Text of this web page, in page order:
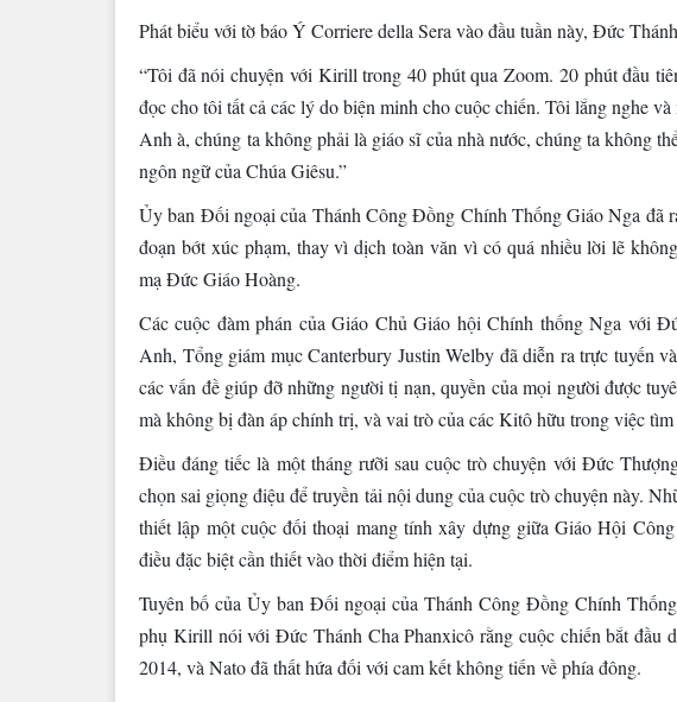
Phát biểu với tờ báo Ý Corriere della Sera vào đầu tuần này, Đức
“Tôi đã nói chuyện với Kirill trong 40 phút qua Zoom. 20 phút đầu
đọc cho tôi tất cả các lý do biện minh cho cuộc chiến. Tôi lắng nghe
Anh à, chúng ta không phải là giáo sĩ của nhà nước, chúng ta không
ngôn ngữ của Chúa Giêsu.”
Ủy ban Đối ngoại của Thánh Công Đồng Chính Thống Giáo Nga đã
đoạn bớt xúc phạm, thay vì dịch toàn văn vì có quá nhiều lời lẽ
mạ Đức Giáo Hoàng.
Các cuộc đàm phán của Giáo Chủ Giáo hội Chính thống Nga với
Anh, Tổng giám mục Canterbury Justin Welby đã diễn ra trực tuyến
các vấn đề giúp đỡ những người tị nạn, quyền của mọi người được
mà không bị đàn áp chính trị, và vai trò của các Kitô hữu trong việc
Điều đáng tiếc là một tháng rưỡi sau cuộc trò chuyện với Đức
chọn sai giọng điệu để truyền tải nội dung của cuộc trò chuyện này.
thiết lập một cuộc đối thoại mang tính xây dựng giữa Giáo Hội
điều đặc biệt cần thiết vào thời điểm hiện tại.
Tuyên bố của Ủy ban Đối ngoại của Thánh Công Đồng Chính
phụ Kirill nói với Đức Thánh Cha Phanxicô rằng cuộc chiến bắt đầu
2014, và Nato đã thất hứa đối với cam kết không tiến về phía đông.